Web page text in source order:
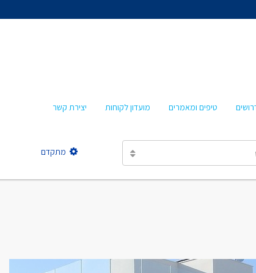
אסתר מישר
טיפים ומאמרים מועדון לקוחות יצירת קשר
מתקדם
טלי עזרא